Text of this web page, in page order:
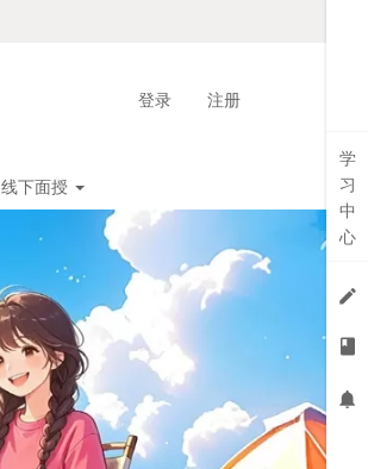
登录 注册
线下面授
学
习
中
心